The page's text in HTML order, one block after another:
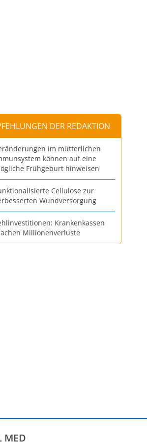
DER REDAKTION
im mütterlichen
können auf eine
Frühgeburt hinweisen
Cellulose zur
Wundversorgung
Krankenkassen
Millionenverluste
MED